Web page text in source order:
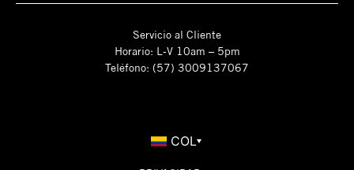
Servicio al Cliente
Horario: L-V 10am – 5pm
Teléfono: (57) 3009137067
COL